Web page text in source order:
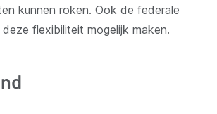
kunnen roken. Ook de federale
flexibiliteit mogelijk maken.